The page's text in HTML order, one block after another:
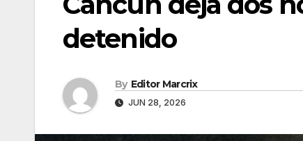
detenido
By Editor Marcrix
JUN 28, 2026